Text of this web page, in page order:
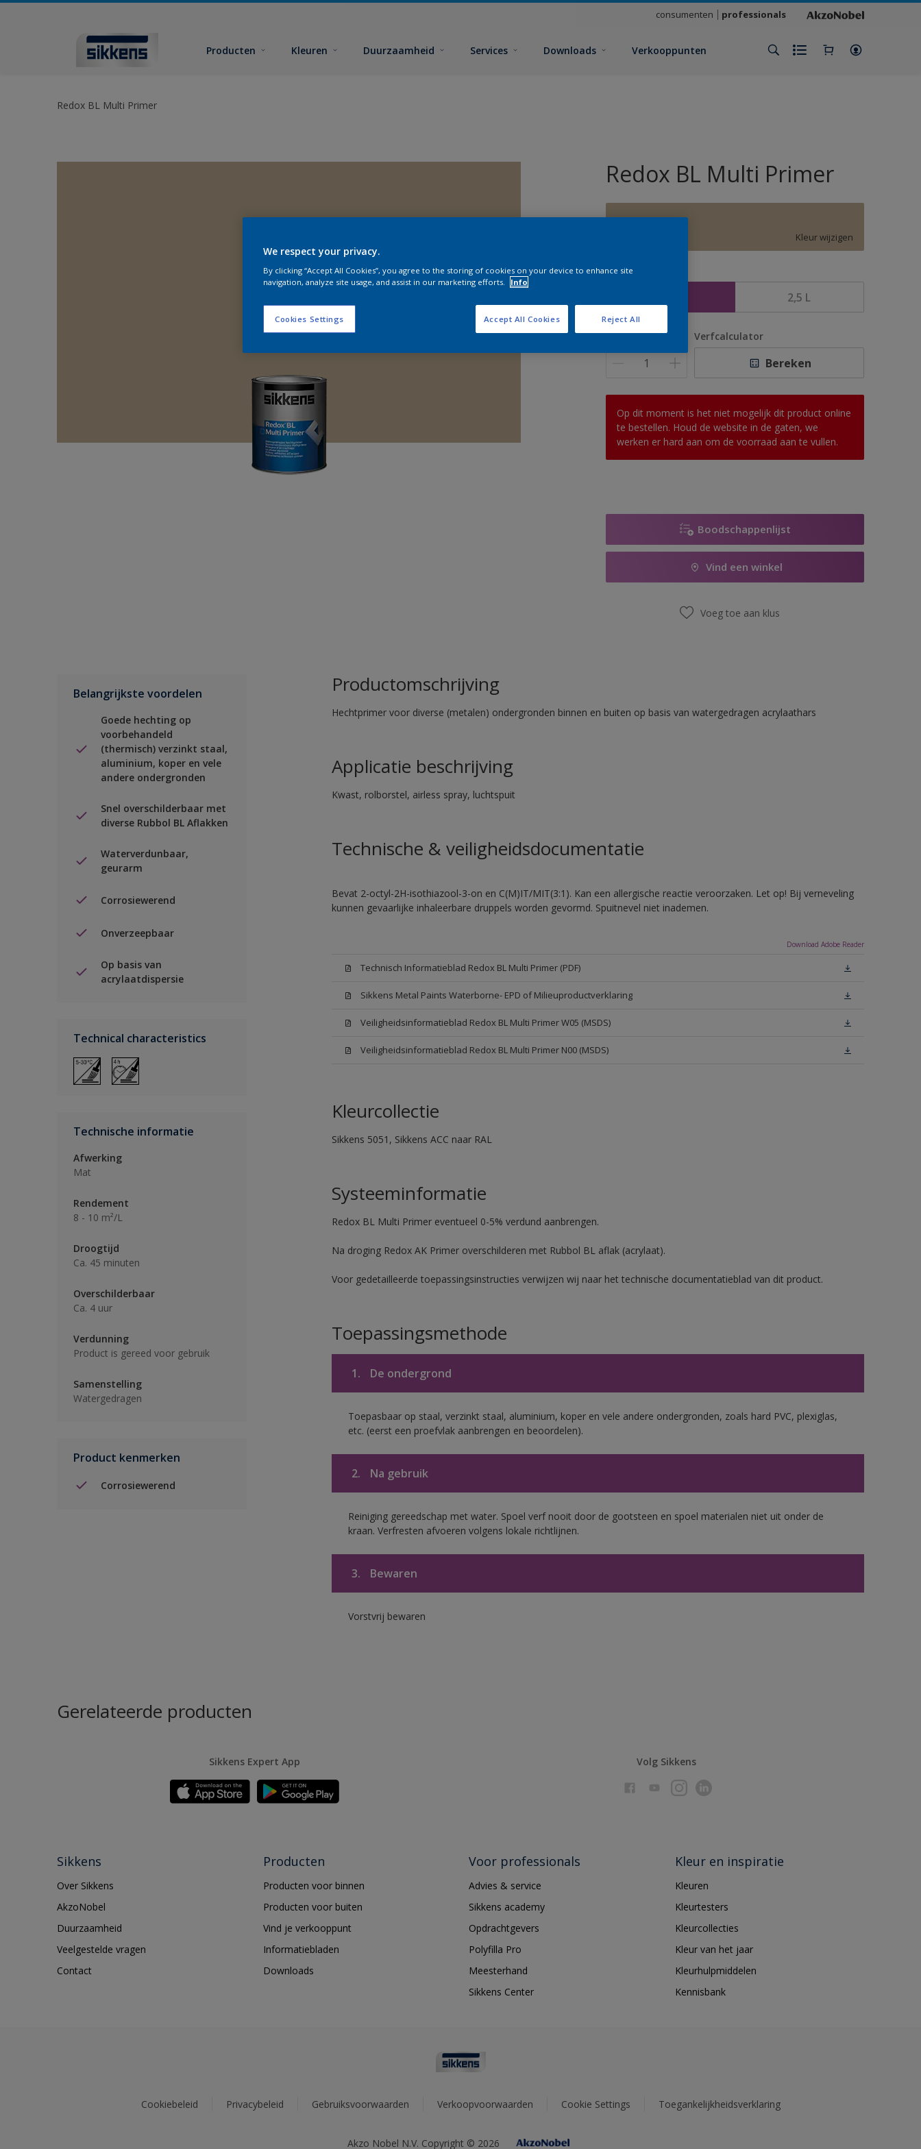
consumenten professionals
Producten Kleuren Duurzaamheid Services Downloads Verkooppunten
Redox BL Multi Primer
Redox BL Multi Primer
F3.12.67
Kleur wijzigen
Grootte
2,5 L
Aantal Verfcalculator
Bereken
Op dit moment is het niet mogelijk dit product online
te bestellen. Houd de website in de gaten, we
werken er hard aan om de voorraad aan te vullen.
Boodschappenlijst
Vind een winkel
Voeg toe aan klus
Belangrijkste voordelen
Goede hechting op
voorbehandeld
(thermisch) verzinkt staal,
aluminium, koper en vele
andere ondergronden
Snel overschilderbaar met
diverse Rubbol BL Aflakken
Waterverdunbaar,
geurarm
Corrosiewerend
Onverzeepbaar
Op basis van
acrylaatdispersie
Technical characteristics
Technische informatie
Afwerking
Mat
Rendement
8 - 10 m²/L
Droogtijd
Ca. 45 minuten
Overschilderbaar
Ca. 4 uur
Verdunning
Product is gereed voor gebruik
Samenstelling
Watergedragen
Product kenmerken
Corrosiewerend
Productomschrijving
Hechtprimer voor diverse (metalen) ondergronden binnen en buiten op basis van watergedragen acrylaathars
Applicatie beschrijving
Kwast, rolborstel, airless spray, luchtspuit
Technische & veiligheidsdocumentatie
Bevat 2-octyl-2H-isothiazool-3-on en C(M)IT/MIT(3:1). Kan een allergische reactie veroorzaken. Let op! Bij verneveling
kunnen gevaarlijke inhaleerbare druppels worden gevormd. Spuitnevel niet inademen.
Download Adobe Reader
Technisch Informatieblad Redox BL Multi Primer (PDF)
Sikkens Metal Paints Waterborne- EPD of Milieuproductverklaring
Veiligheidsinformatieblad Redox BL Multi Primer W05 (MSDS)
Veiligheidsinformatieblad Redox BL Multi Primer N00 (MSDS)
Kleurcollectie
Sikkens 5051, Sikkens ACC naar RAL
Systeeminformatie
Redox BL Multi Primer eventueel 0-5% verdund aanbrengen.
Na droging Redox AK Primer overschilderen met Rubbol BL aflak (acrylaat).
Voor gedetailleerde toepassingsinstructies verwijzen wij naar het technische documentatieblad van dit product.
Toepassingsmethode
1. De ondergrond
Toepasbaar op staal, verzinkt staal, aluminium, koper en vele andere ondergronden, zoals hard PVC, plexiglas,
etc. (eerst een proefvlak aanbrengen en beoordelen).
2. Na gebruik
Reiniging gereedschap met water. Spoel verf nooit door de gootsteen en spoel materialen niet uit onder de
kraan. Verfresten afvoeren volgens lokale richtlijnen.
3. Bewaren
Vorstvrij bewaren
Gerelateerde producten
Sikkens Expert App Volg Sikkens
Sikkens
Over Sikkens
AkzoNobel
Duurzaamheid
Veelgestelde vragen
Contact
Producten
Producten voor binnen
Producten voor buiten
Vind je verkooppunt
Informatiebladen
Downloads
Voor professionals
Advies & service
Sikkens academy
Opdrachtgevers
Polyfilla Pro
Meesterhand
Sikkens Center
Kleur en inspiratie
Kleuren
Kleurtesters
Kleurcollecties
Kleur van het jaar
Kleurhulpmiddelen
Kennisbank
Cookiebeleid Privacybeleid Gebruiksvoorwaarden Verkoopvoorwaarden Cookie Settings Toegankelijkheidsverklaring
Akzo Nobel N.V. Copyright © 2026
We respect your privacy.
By clicking “Accept All Cookies”, you agree to the storing of cookies on your device to enhance site
navigation, analyze site usage, and assist in our marketing efforts.
Info
Cookies Settings Reject All
Accept All Cookies